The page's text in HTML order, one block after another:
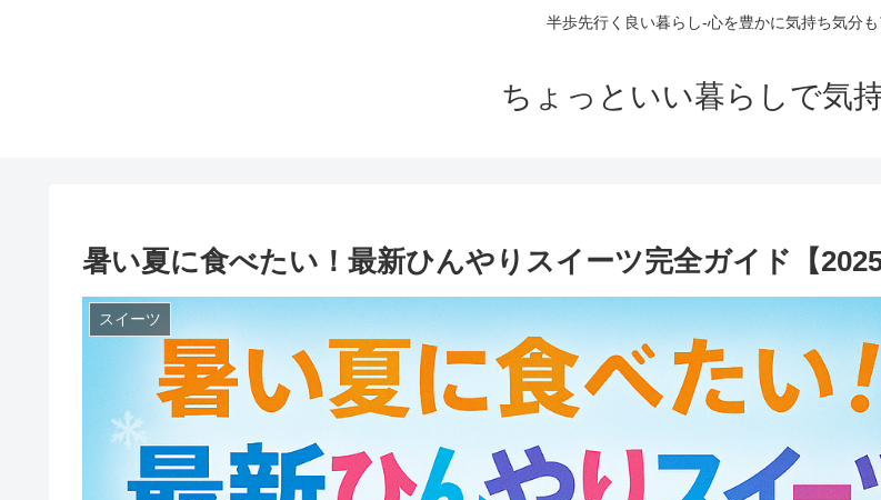
半歩先行く良い暮らし-心を豊かに気持ち気分
ちょっといい暮らしで気
暑い夏に食べたい！最新ひんやりスイーツ完全ガイド【2025
スイーツ